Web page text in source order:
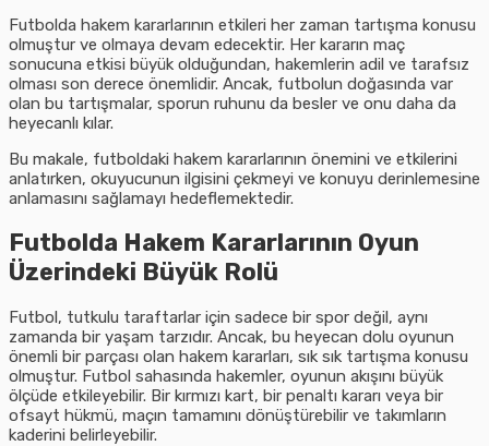
Futbolda hakem kararlarının etkileri her zaman tartışma konusu
olmuştur ve olmaya devam edecektir. Her kararın maç
sonucuna etkisi büyük olduğundan, hakemlerin adil ve tarafsız
olması son derece önemlidir. Ancak, futbolun doğasında var
olan bu tartışmalar, sporun ruhunu da besler ve onu daha da
heyecanlı kılar.
Bu makale, futboldaki hakem kararlarının önemini ve etkilerini
anlatırken, okuyucunun ilgisini çekmeyi ve konuyu derinlemesine
anlamasını sağlamayı hedeflemektedir.
Futbolda Hakem Kararlarının Oyun
Üzerindeki Büyük Rolü
Futbol, tutkulu taraftarlar için sadece bir spor değil, aynı
zamanda bir yaşam tarzıdır. Ancak, bu heyecan dolu oyunun
önemli bir parçası olan hakem kararları, sık sık tartışma konusu
olmuştur. Futbol sahasında hakemler, oyunun akışını büyük
ölçüde etkileyebilir. Bir kırmızı kart, bir penaltı kararı veya bir
ofsayt hükmü, maçın tamamını dönüştürebilir ve takımların
kaderini belirleyebilir.